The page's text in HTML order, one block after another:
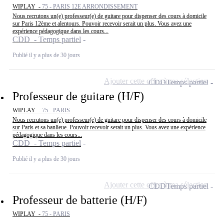
WIPLAY - 75 - PARIS 12E ARRONDISSEMENT
Nous recrutons un(e) professeur(e) de guitare pour dispenser des cours à domicile
sur Paris 12ème et alentours. Pouvoir recevoir serait un plus. Vous avez une
expérience pédagogique dans les cours...
CDD - Temps partiel
Publié il y a plus de 30 jours
Professeur de guitare (H/F)
WIPLAY - 75 - PARIS
Nous recrutons un(e) professeur(e) de guitare pour dispenser des cours à domicile
sur Paris et sa banlieue. Pouvoir recevoir serait un plus. Vous avez une expérience
pédagogique dans les cours...
CDD - Temps partiel
Publié il y a plus de 30 jours
CDDTemps partiel
Ajouter cette offre à ma sélection
Professeur de batterie (H/F)
WIPLAY - 75 - PARIS
CDDTemps partiel
Ajouter cette offre à ma sélection